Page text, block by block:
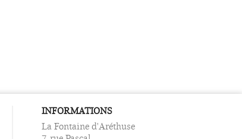
INFORMATIONS
La Fontaine d'Aréthuse